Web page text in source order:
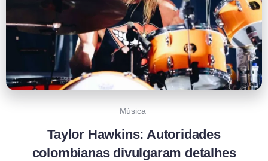
Música
Taylor Hawkins: Autoridades
colombianas divulgaram detalhes